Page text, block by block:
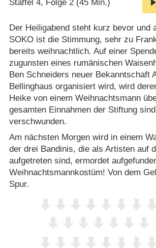
Staffel 4, Folge 2 (45 Min.)
Der Heiligabend steht kurz bevor und
SOKO ist die Stimmung, sehr zu
bereits weihnachtlich. Auf einer
zugunsten eines rumänischen
Ben Schneiders neuer Bekanntschaft
Bellinghaus organisiert wird, wird
Heike von einem Weihnachtsmann
gesamten Einnahmen der Stiftung
verschwunden.
Am nächsten Morgen wird in einem
der drei Bandinis, die als Artisten auf
aufgetreten sind, ermordet
Weihnachtsmannkostüm! Von dem
Spur.